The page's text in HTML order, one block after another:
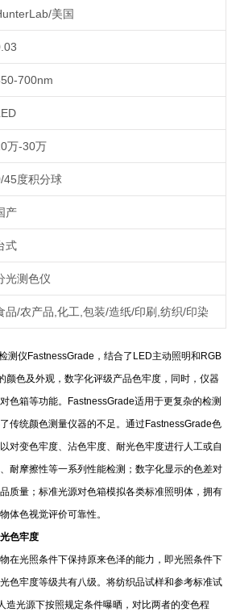
美国
700nm
万-30万
45度积分球
产
式
光测色仪
品/农产品,化工,包装/造纸/印刷,纺织/印染
测仪FastnessGrade，结合了LED主动照明和RGB
颜色及外观，数字化评级产品色牢度，同时，仪器
色箱等功能。FastnessGrade适用于更复杂的检测
传统颜色测量仪器的不足。通过FastnessGrade色
对变色牢度、沾色牢度、耐光色牢度进行人工或自
耐摩擦性等一系列性能检测；数字化显示的色差对
质量；标准光源对色箱模拟各类标准照明体，拥有
体色视觉评价可靠性。
色牢度
光照条件下保持原来色泽的能力，即光照条件下
色牢度等级共有八级。将纺织品试样和参考标准试
造光源下按照规定条件曝晒，对比两者的变色程